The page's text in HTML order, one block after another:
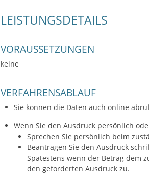
LEISTUNGSDETAILS
VORAUSSETZUNGEN
keine
VERFAHRENSABLAUF
Sie können die Daten auch online
Wenn Sie den Ausdruck persönlich
Sprechen Sie persönlich beim
Beantragen Sie den Ausdruck
Spätestens wenn der Betrag dem
den geforderten Ausdruck zu.